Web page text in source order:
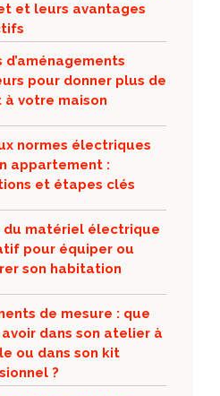
et leurs avantages
d’aménagements
pour donner plus de
à votre maison
normes électriques
appartement :
et étapes clés
du matériel électrique
pour équiper ou
son habitation
de mesure : que
dans son atelier à
ou dans son kit
?